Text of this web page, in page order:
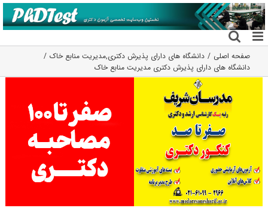
رفتن
به
محتوا
صفحه اصلی دانشگاه های دارای پذیرش دکتری,مدیریت منابع خاک
دانشگاه های دارای پذیرش دکتری مدیریت ﻣﻨﺎﺑﻊ ﺧﺎک